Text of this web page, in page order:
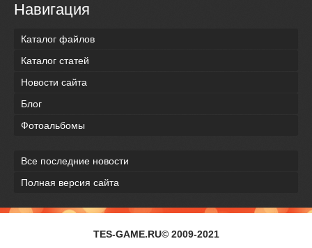
Навигация
Каталог файлов
Каталог статей
Новости сайта
Блог
Фотоальбомы
Все последние новости
Полная версия сайта
TES-GAME.RU© 2009-2021